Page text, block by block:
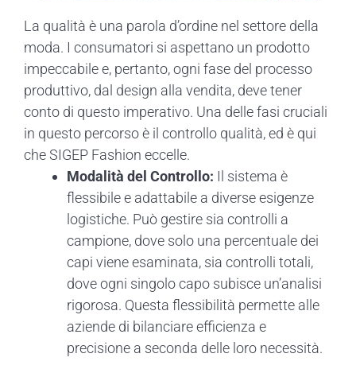
La qualità è una parola d’ordine nel settore della
moda. I consumatori si aspettano un prodotto
impeccabile e, pertanto, ogni fase del processo
produttivo, dal design alla vendita, deve tener
conto di questo imperativo. Una delle fasi cruciali
in questo percorso è il controllo qualità, ed è qui
che SIGEP Fashion eccelle.
Modalità del Controllo: Il sistema è
flessibile e adattabile a diverse esigenze
logistiche. Può gestire sia controlli a
campione, dove solo una percentuale dei
capi viene esaminata, sia controlli totali,
dove ogni singolo capo subisce un’analisi
rigorosa. Questa flessibilità permette alle
aziende di bilanciare efficienza e
precisione a seconda delle loro necessità.